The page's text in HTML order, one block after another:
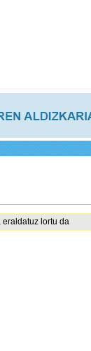
lortu da